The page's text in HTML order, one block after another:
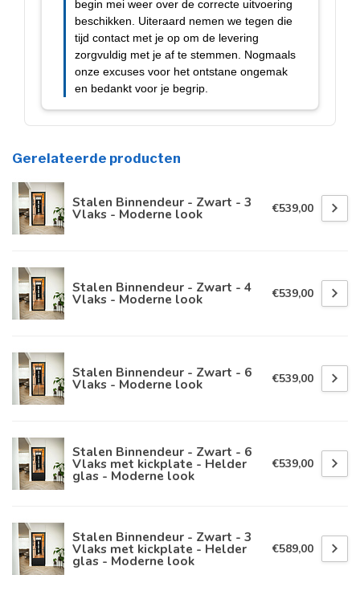
Gerelateerde producten
Stalen Binnendeur - Zwart - 3
Vlaks - Moderne look €539,00
Stalen Binnendeur - Zwart - 4
Vlaks - Moderne look €539,00
Stalen Binnendeur - Zwart - 6
Vlaks - Moderne look €539,00
Stalen Binnendeur - Zwart - 6
Vlaks met kickplate - Helder
glas - Moderne look
€539,00
Stalen Binnendeur - Zwart - 3
Vlaks met kickplate - Helder
glas - Moderne look
€589,00